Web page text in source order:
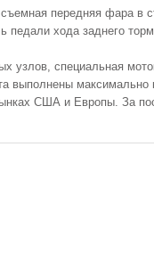
передняя фара в
педали хода заднего
узлов, специальная
выполнены
США и Европы. За